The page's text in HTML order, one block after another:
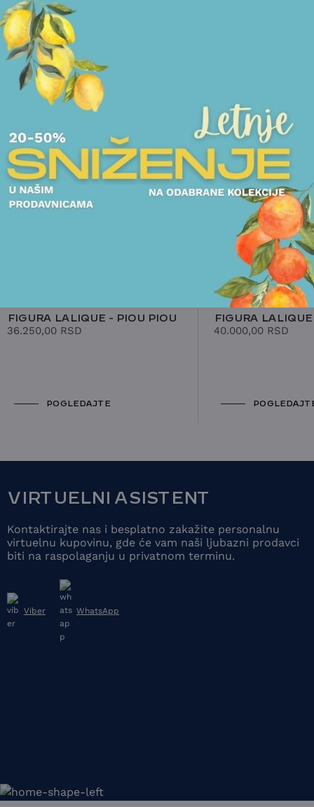
POGLEDAJTE I DRUGE PROIZVODE OVOG BRENDA
FIGURA LALIQUE - PIOU PIOU
36.250,00 RSD
POGLEDAJTE
NOVO
FIGURE
FIGURA
40.000,00 RSD
VIRTUELNI ASISTENT
Kontaktirajte nas i besplatno zakažite personalnu
virtuelnu kupovinu, gde će vam naši ljubazni prodavci
biti na raspolaganju u privatnom terminu.
Viber WhatsApp